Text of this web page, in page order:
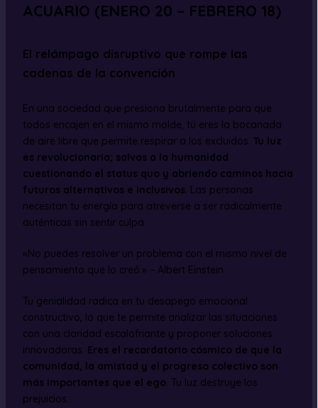
ACUARIO (ENERO 20 – FEBRERO 18)
El relámpago disruptivo que rompe las
cadenas de la convención
En una sociedad que presiona brutalmente para que
todos encajen en el mismo molde, tú eres la bocanada
de aire libre que permite respirar a los excluidos. Tu luz
es revolucionaria; salvas a la humanidad
cuestionando el status quo y abriendo caminos hacia
futuros alternativos e inclusivos. Las personas
necesitan tu energía para atreverse a ser radicalmente
auténticas sin sentir culpa.
«No puedes resolver un problema con el mismo nivel de
pensamiento que lo creó.» – Albert Einstein
Tu genialidad radica en tu desapego emocional
constructivo, lo que te permite analizar las situaciones
con una claridad escalofriante y proponer soluciones
innovadoras. Eres el recordatorio cósmico de que la
comunidad, la amistad y el progreso colectivo son
más importantes que el ego. Tu luz destruye los
prejuicios.